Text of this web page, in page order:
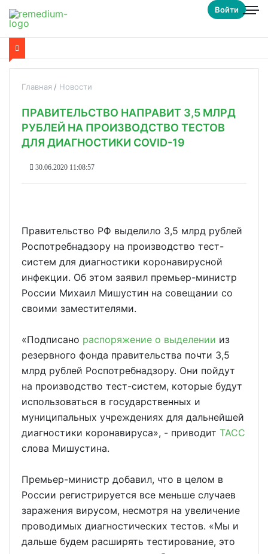
Войти
Главная Новости
ПРАВИТЕЛЬСТВО НАПРАВИТ 3,5 МЛРД
РУБЛЕЙ НА ПРОИЗВОДСТВО ТЕСТОВ
ДЛЯ ДИАГНОСТИКИ COVID-19
30.06.2020 11:08:57
Правительство РФ выделило 3,5 млрд рублей
Роспотребнадзору на производство тест-
систем для диагностики коронавирусной
инфекции. Об этом заявил премьер-министр
России Михаил Мишустин на совещании со
своими заместителями.
«Подписано распоряжение о выделении из
резервного фонда правительства почти 3,5
млрд рублей Роспотребнадзору. Они пойдут
на производство тест-систем, которые будут
использоваться в государственных и
муниципальных учреждениях для дальнейшей
диагностики коронавируса», - приводит ТАСС
слова Мишустина.
Премьер-министр добавил, что в целом в
России регистрируется все меньше случаев
заражения вирусом, несмотря на увеличение
проводимых диагностических тестов. «Мы и
дальше будем расширять тестирование, это